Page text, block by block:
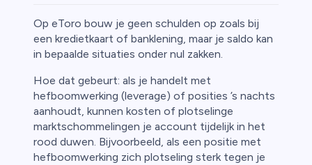
Op eToro bouw je geen schulden op zoals bij
een kredietkaart of banklening, maar je saldo kan
in bepaalde situaties onder nul zakken.
Hoe dat gebeurt: als je handelt met
hefboomwerking (leverage) of posities ’s nachts
aanhoudt, kunnen kosten of plotselinge
marktschommelingen je account tijdelijk in het
rood duwen. Bijvoorbeeld, als een positie met
hefboomwerking zich plotseling sterk tegen je